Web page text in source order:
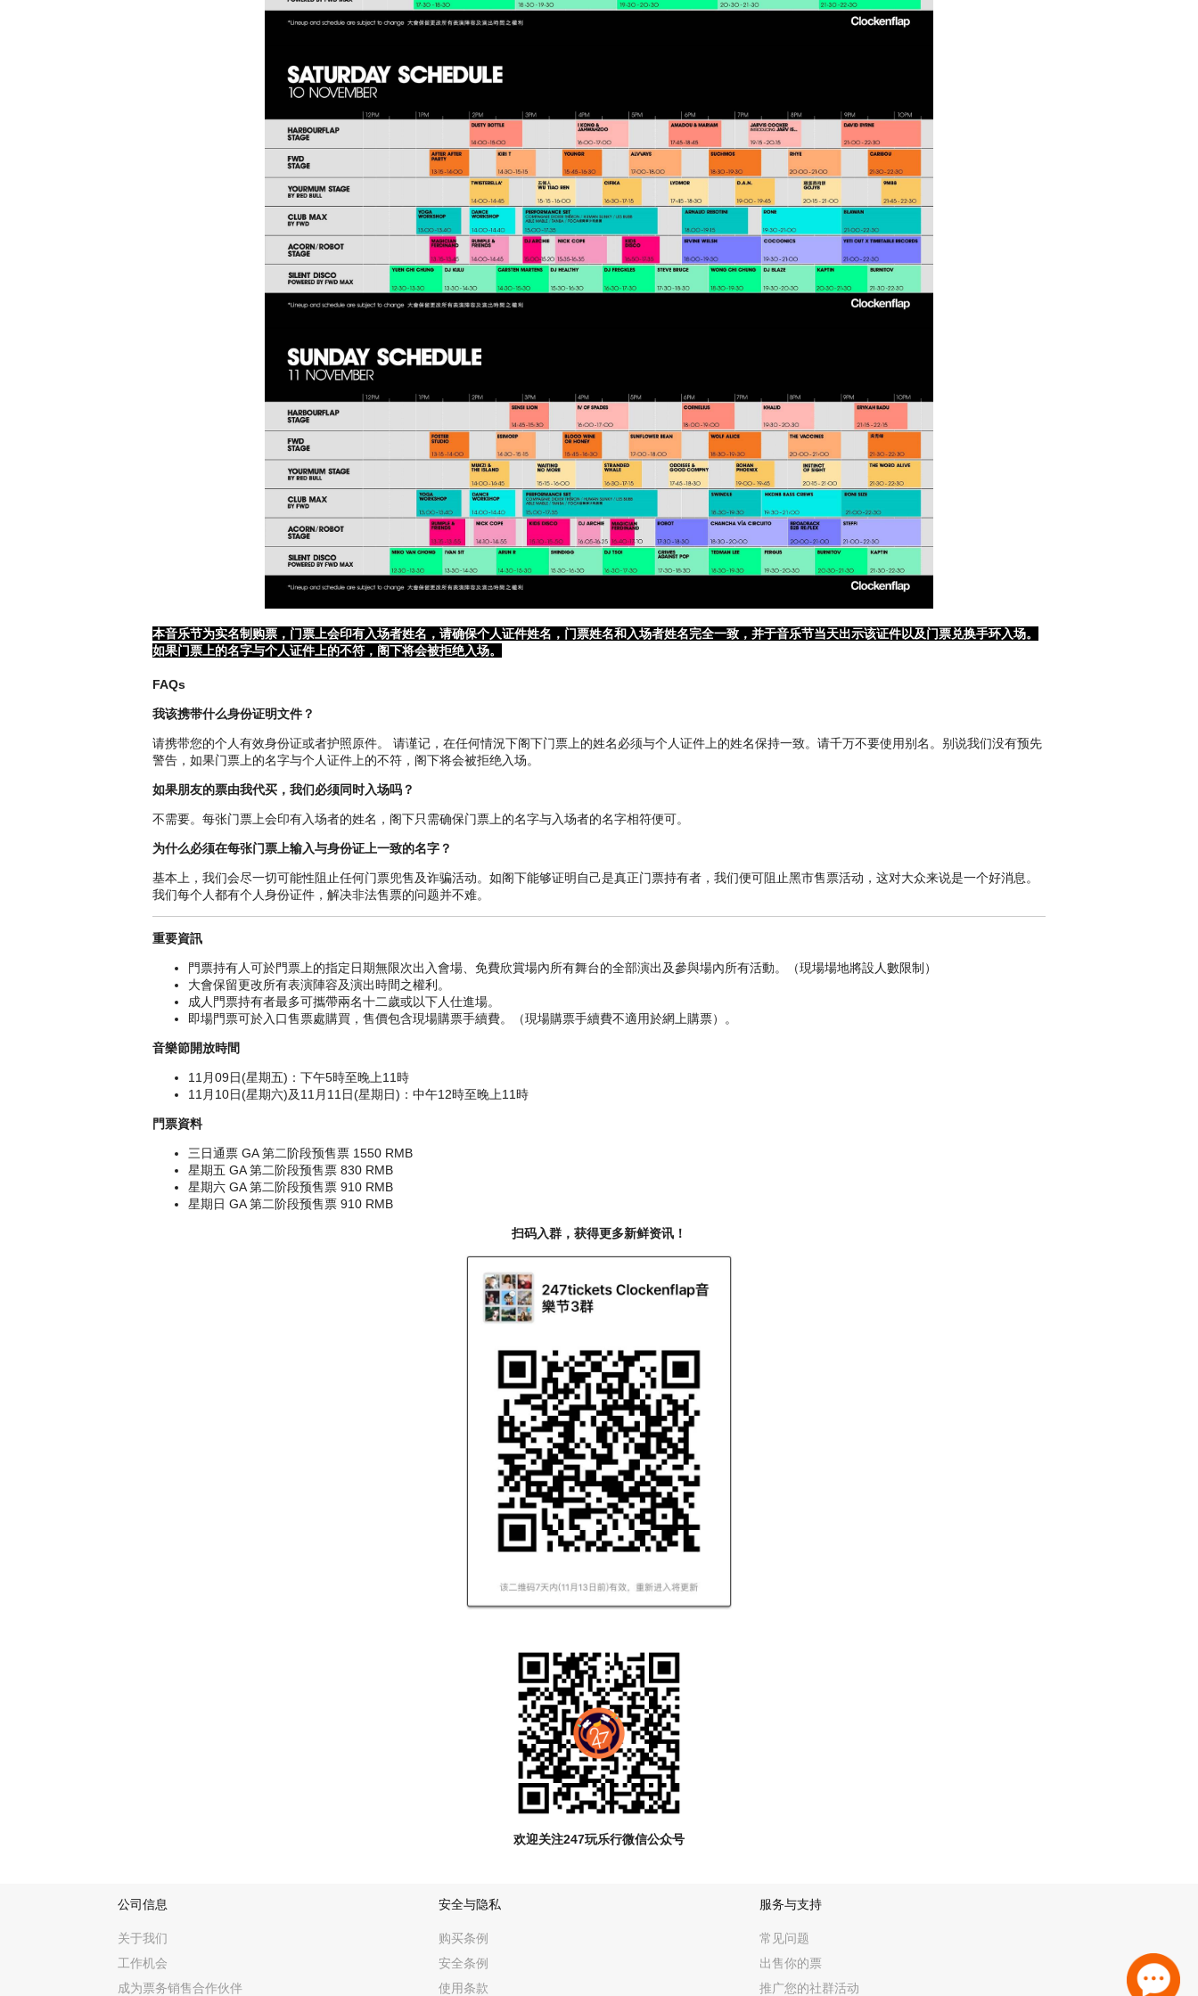
CLOCKENFLAP 完整音乐阵容隆重登场
JARVIS COCKER, CIGARETTES AFTER SEX, SUCHMOS, IRVINE WELSH
及更多表演单位云集香港
亚洲顶级 音乐及艺术节第 11 屆完整国际级 音乐表演阵容及各样精彩节 目隆隆重登场，誓於11月9-11日帶來來全年年最精彩难忘的周末。
香港最盛 大的 音乐及艺术节Clockenflap 2018完整音乐阵容及各样精彩节目终面世！这个年年度音乐 文化盛事將于11 月9 日（星期五） 至11 日（星期 日）在中
After Sex、 日本乐坛当红neo city pop乐团SUCHMOS 及曾写下传奇cult片《猜火 车》（Trainspotting）原著 小说、由作家化 身DJ的IRVINE WELSH！约100个国
施，让观众渡过全年年最精彩难忘的周末。
其他新加入的 音乐单位还包括 BIG SHAQ、黄玠玮、THE LOW MAYS、 INSTINCT OF SIGHT、GTB、五条 人等更更多精彩名字。
精彩音乐现场：由国际巨头到最新最潮亚洲之星
STAGE、YOURMUM STAGE BY RED BULL、ACORN/ROBOT STAGE、SILENT DISCO POWERED BY FWD MAX 及 CLUB MAX BY FWD，全部各具特色，誓
要令所有乐迷都能乐而忘返！今年年的多元化阵容包括29个香港 首演、6个亚洲独家表演及7个为Clockenflap度身订造的独家演出。
传奇云集：经典天团与殿堂级班霸
Clockenflap阵容从来不乏殿堂级乐队，今年年四个重头表演单位更更是以精彩绝伦的现场演奏 见称。包括：纽约Post-Punk天团 INTERPOL在Clockenflap主场燃
起乐迷的热 血；传奇 音乐 文化巨匠、前Talking Heads主將DAVID BYRNE将在其完整表演使出浑 身解数； Pulp主 音与他的新乐团JARVIS COCKER
INTRODUCING JARV IS… 首度來來港，向乐迷展現其举 手投 足都魅 力力非凡的吸引 力力；还有曾获格林林美奖提名的 马 里里 二 人组AMADOU & MARIAM，
携 手为Clockenflap帶來來震撼演出。
结他英雄：独立 音乐精英及另类搖滾军团
新鲜出炉的英国权威 水星奖(Mercury Prize)得主、擅于糅合不同 风格的 WOLF ALICE。三队 风靡万千 Dream Pop 乐迷的浪漫唯美的乐团今年年同时现 身
Clockenflap，先有迷烟缭绕的三 人组 CIGARETTES AFTER SEX；梦幻唯美的多伦多独立乐队 ALVVAYS；还有 Brooklyn 大热迷幻潮团 SUNFLOWER BEAN。喜
愛澎湃 音量量的乐迷万勿错过美国凤凰城 metalcore 劲旅 THE WORD ALIVE 及叛逆伦敦 Post-Punk 新锐 SHAME。值得留留意的新晋单位还有炙 手可热的曼徹
斯特流 行行歌 手 YOUNGR，以及短 小精悍、前卫刺刺激的纽约 Art-Punk 乐团 BODEGA。
Urban 方 面则有 R&B 界新宠、凭《American Teen》火速串串红的 KHALID 为 首，阵容鼎盛。 一连串串精彩名字还有加拿大Alternative R&B組合 RHYE；既是演
员搞笑能手又是饶舌高手的英国 Grime 界爆紅人物 BIG SHAQ；來來 自华盛顿的 Rapper 兼制作 人 ODDISEE & GOOD COMPNY；及渗透阵阵 Reggae 影 子的
Clockenflap以展 示亚洲区内最令 人眼前 一亮的 音乐才华为 己任，今年年亦精 心挑选了了 一众強势单位。重量量级单位包括以“最强新 人”姿态单 飞出道的台湾唱
作全才吳青峰 ；迷 人R&B爵 士女声9M88；华语 音乐世代中辨识度最 高的跨领域创作女歌 手之 一的安溥及唱作歌 手黄玠玮。 日本单位 方 面有被誉为“ 日版
Beck”， 精通多种乐器的 鬼才CORNELIUS；受Jazz/Funk薰陶的独立乐团SUCHMOS；东京Alt-Dance浪漫三 人乐团D.A.N. 及 马尼拉新星IV OF SPADES。破格
Avant-Garde Electropop女 音CIFIKA将会 示范韩国 音乐界的最前卫 一 面； 而湖北出 生美国 长 大的唱说 人BOHAN PHOENIX与來來 自海 丰独立 民谣组合五条
的 live set；还有华裔牙买加 Reggae 传奇 人物 I KONG，将联同成都 Reggae 乐团 JAHWAZOO 携 手演出。丹丹麦前卫电 子女神 LYDMOR 将会 大放充满未来主
Clockenflap 的派对 气氛随著 日落落 西 山火速升温， 一连串串电音界的精彩名字将以强劲节拍唤醒乐迷的跳舞因 子，焦点单位包括澳洲 Electro-House 狂野 二
人组合 PEKING DUK、擅于将不同元素共冶 一炉的美国 DJ MIJA、英国 Industrial Techno 先鋒BLAWAN、Bristol Drum’n’bass 天皇级人物RONI SIZE、法国电音
本音乐节为实名制购票，门票上会印有入场者姓名，请确保个人证件姓名，门票姓名和入场者姓名完全一致，并于音乐节当天出示该证件以及门票兑换手环入场。
如果门票上的名字与个人证件上的不符，阁下将会被拒绝入场。
FAQs
我该携带什么身份证明文件？
请携带您的个人有效身份证或者护照原件。 请谨记，在任何情況下阁下门票上的姓名必须与个人证件上的姓名保持一致。请千万不要使用别名。别说我们没有预先
警告，如果门票上的名字与个人证件上的不符，阁下将会被拒绝入场。
如果朋友的票由我代买，我们必须同时入场吗？
不需要。每张门票上会印有入场者的姓名，阁下只需确保门票上的名字与入场者的名字相符便可。
为什么必须在每张门票上输入与身份证上一致的名字？
基本上，我们会尽一切可能性阻止任何门票兜售及诈骗活动。如阁下能够证明自己是真正门票持有者，我们便可阻止黑市售票活动，这对大众来说是一个好消息。
我们每个人都有个人身份证件，解决非法售票的问题并不难。
重要資訊
門票持有人可於門票上的指定日期無限次出入會場、免費欣賞場內所有舞台的全部演出及參與場內所有活動。（現場場地將設人數限制）
大會保留更改所有表演陣容及演出時間之權利。
成人門票持有者最多可攜帶兩名十二歲或以下人仕進場。
即場門票可於入口售票處購買，售價包含現場購票手續費。（現場購票手續費不適用於網上購票）。
音樂節開放時間
11月09日(星期五)：下午5時至晚上11時
11月10日(星期六)及11月11日(星期日)：中午12時至晚上11時
門票資料
三日通票 GA 第二阶段预售票 1550 RMB
星期五 GA 第二阶段预售票 830 RMB
星期六 GA 第二阶段预售票 910 RMB
星期日 GA 第二阶段预售票 910 RMB
扫码入群，获得更多新鲜资讯！
欢迎关注247玩乐行微信公众号
公司信息
关于我们
工作机会
成为票务销售合作伙伴
安全与隐私
购买条例
安全条例
使用条款
服务与支持
常见问题
出售你的票
推广您的社群活动